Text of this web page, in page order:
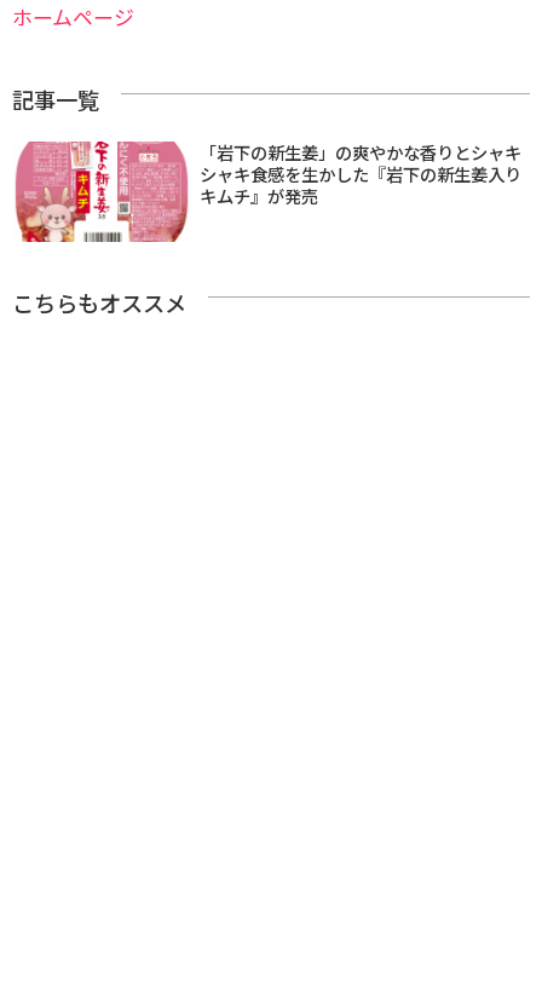
ホームページ
記事一覧
「岩下の新生姜」の爽やかな香りとシャキ
シャキ食感を生かした『岩下の新生姜入り
キムチ』が発売
こちらもオススメ